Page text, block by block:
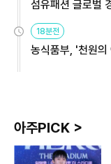
섬유패션 글로벌
원
18분전
농식품부, '천원
아주PICK >